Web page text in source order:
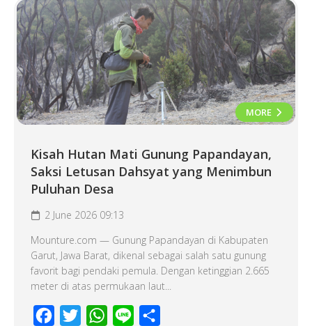
MORE
Kisah Hutan Mati Gunung Papandayan,
Saksi Letusan Dahsyat yang Menimbun
Puluhan Desa
2 June 2026 09:13
Mounture.com — Gunung Papandayan di Kabupaten
Garut, Jawa Barat, dikenal sebagai salah satu gunung
favorit bagi pendaki pemula. Dengan ketinggian 2.665
meter di atas permukaan laut...
Facebook
Twitter WhatsApp
Line